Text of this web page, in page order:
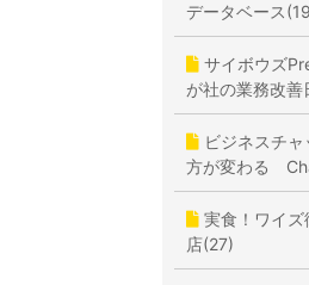
データベース
サイボウズ
が社の業務改善
ビジネスチャ
方が変わる
実食！ワイズ
店(27)